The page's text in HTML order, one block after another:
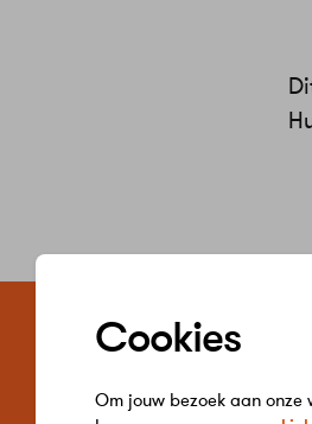
Cookies
Om jouw bezoek aan